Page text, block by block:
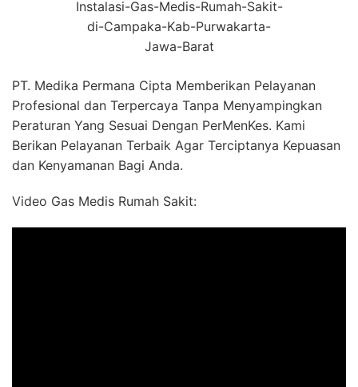
Instalasi-Gas-Medis-Rumah-Sakit-
di-Campaka-Kab-Purwakarta-
Jawa-Barat
PT. Medika Permana Cipta Memberikan Pelayanan
Profesional dan Terpercaya Tanpa Menyampingkan
Peraturan Yang Sesuai Dengan PerMenKes. Kami
Berikan Pelayanan Terbaik Agar Terciptanya Kepuasan
dan Kenyamanan Bagi Anda.
Video Gas Medis Rumah Sakit: